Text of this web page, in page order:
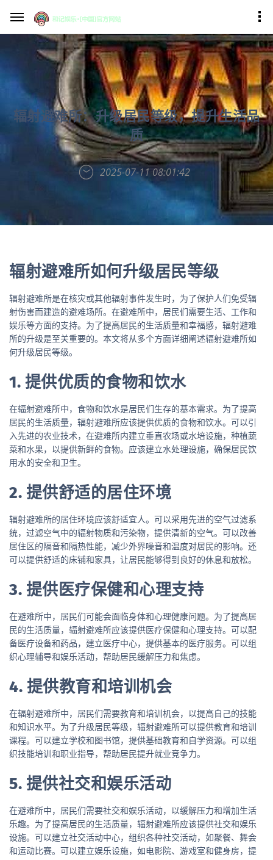
辐射避难所：升级居民等级，提升生活品
质
2025-07-11 08:01:42
辐射避难所如何升级居民等级
辐射避难所是在核灾或其他辐射事件发生时，为了保护人们免受辐
射伤害而建造的避难场所。在避难所中，居民们需要生活、工作和
娱乐等方面的支持。为了提高居民的生活质量和幸福感，辐射避难
所的升级是至关重要的。本文将从多个方面详细阐述辐射避难所如
何升级居民等级。
1. 提供优质的食物和饮水
在辐射避难所中，食物和饮水是居民们生存的基本需求。为了提高
居民的生活质量，辐射避难所应该提供优质的食物和饮水。可以引
入先进的农业技术，在避难所内建立垂直农场或水培设施，种植蔬
菜和水果，以提供新鲜的食物。应该建立水处理设施，确保居民饮
用水的安全和卫生。
2. 提供舒适的居住环境
辐射避难所的居住环境应该舒适宜人。可以采用先进的空气过滤系
统，过滤空气中的辐射物质和污染物，提供清新的空气。可以改善
居住区的隔音和隔热性能，减少外界噪音和温度对居民的影响。还
可以提供舒适的床铺和家具，让居民能够得到良好的休息和放松。
3. 提供医疗保健和心理支持
在避难所中，居民们可能会面临身体和心理健康问题。为了提高居
民的生活质量，辐射避难所应该提供医疗保健和心理支持。可以配
备医疗设备和药品，建立医疗中心，提供基本的医疗服务。可以组
织心理辅导和娱乐活动，帮助居民缓解压力和焦虑。
4. 提供教育和培训机会
在辐射避难所中，居民们需要教育和培训机会，以提高自己的技能
和知识水平。为了升级居民等级，辐射避难所可以提供教育和培训
课程。可以建立学校和图书馆，提供基础教育和自学资源。可以组
织技能培训和职业指导，帮助居民提升就业竞争力。
5. 提供社交和娱乐活动
在避难所中，居民们需要社交和娱乐活动，以缓解压力和增加生活
乐趣。为了提高居民的生活质量，辐射避难所应该提供社交和娱乐
设施。可以建立社交活动中心，组织各种社交活动，如聚餐、舞会
和运动比赛。可以建立娱乐设施，如电影院、游戏室和健身房，提